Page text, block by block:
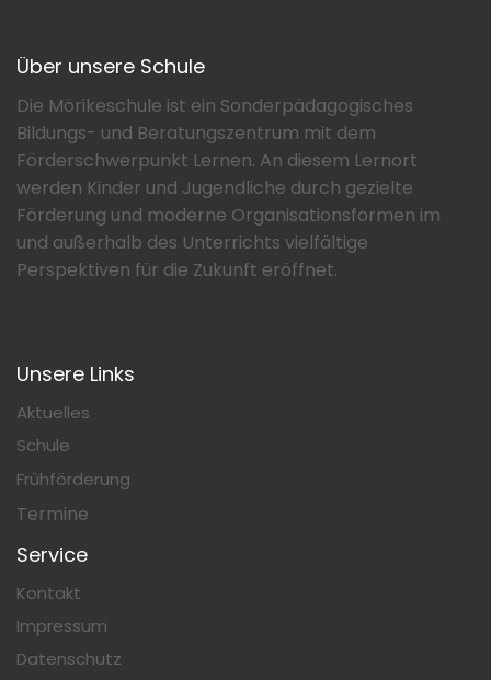
Über unsere Schule
Die Mörikeschule ist ein Sonderpädagogisches
Bildungs- und Beratungszentrum mit dem
Förderschwerpunkt Lernen. An diesem Lernort
werden Kinder und Jugendliche durch gezielte
Förderung und moderne Organisationsformen im
und außerhalb des Unterrichts vielfältige
Perspektiven für die Zukunft eröffnet.
Unsere Links
Aktuelles
Schule
Frühförderung
Termine
Service
Kontakt
Impressum
Datenschutz